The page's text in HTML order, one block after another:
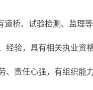
道桥、试验检测、监理
经验，具有相关执业资
、责任心强，有组织能